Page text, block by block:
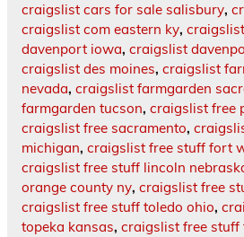
craigslist cars for sale salisbury,
craigslist com eastern ky,
davenport iowa, craigslist
craigslist des moines, craigslist
nevada, craigslist farmgarden
farmgarden tucson, craigslist free
craigslist free sacramento,
michigan, craigslist free stuff fort
craigslist free stuff lincoln
orange county ny, craigslist free
craigslist free stuff toledo ohio,
topeka kansas, craigslist free stuff